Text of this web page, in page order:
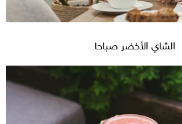
الشاي الأخضر صباحا